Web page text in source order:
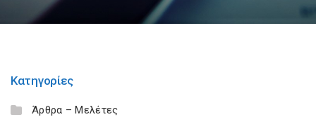
Κατηγορίες
Άρθρα – Μελέτες